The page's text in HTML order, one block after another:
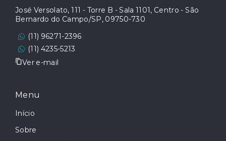
José Versolato, 111 - Torre B - Sala 1101, Centro - São
Bernardo do Campo/SP, 09750-730
(11) 96271-2396
(11) 4235-5213
Ver e-mail
Menu
Início
Sobre